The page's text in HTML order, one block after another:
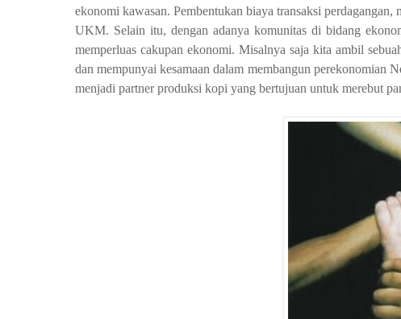
ekonomi kawasan. Pembentukan biaya transaksi
UKM. Selain itu, dengan adanya komunitas di bidang
memperluas cakupan ekonomi. Misalnya saja kita ambil
dan mempunyai kesamaan dalam membangun perekonomian
menjadi partner produksi kopi yang bertujuan untuk merebut